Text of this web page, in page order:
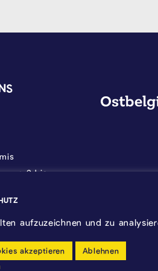
von 9 bis
Wappen -
aufzuzeichnen und zu
akzeptieren Ablehnen